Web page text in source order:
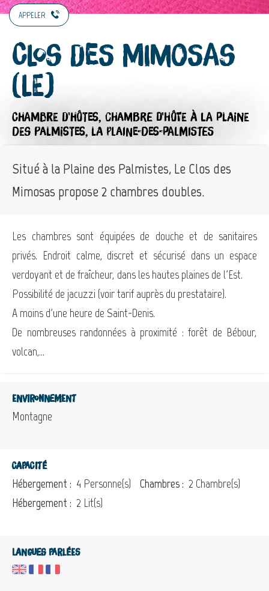
APPELER
Clos des Mimosas
(Le)
CHAMBRE D'HÔTES, CHAMBRE D'HÔTE À LA PLAINE
DES PALMISTES, LA PLAINE-DES-PALMISTES
Situé à la Plaine des Palmistes, Le Clos des
Mimosas propose 2 chambres doubles.
Les chambres sont équipées de douche et de sanitaires
privés. Endroit calme, discret et sécurisé dans un espace
verdoyant et de fraîcheur, dans les hautes plaines de l'Est.
Possibilité de jacuzzi (voir tarif auprès du prestataire).
A moins d'une heure de Saint-Denis.
De nombreuses randonnées à proximité : forêt de Bébour,
volcan,...
Environnement
Montagne
Capacité
Hébergement : 4 Personne(s) Chambres : 2 Chambre(s)
Hébergement : 2 Lit(s)
Langues parlées